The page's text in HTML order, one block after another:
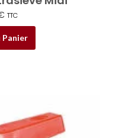
TTC
de
prix :
produit